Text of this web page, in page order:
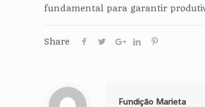
fundamental para garantir
Share
Fundição Marieta